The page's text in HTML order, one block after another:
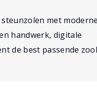
met moderne
handwerk, digitale
de best passende